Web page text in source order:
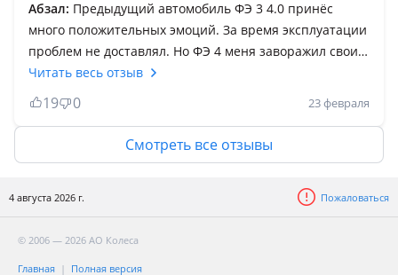
Абзал: Предыдущий автомобиль ФЭ 3 4.0 принёс
много положительных эмоций. За время эксплуатации
проблем не доставлял. Но ФЭ 4 меня заворажил своим
видом. Автомобиль практически такой же как
предыдущий. Комфорт и надёжность. Путешествовать
одно удовольствие. Мой только на западе не побывал,
но в планах есть исправить это. Жаль что мы не
рядом с США), было бы ещё веселее: запчасти,
заказывать. Конечно, у нас на рынке тоже можно
найти запчасти. А так КЛАССНАЯ тачка на все случаи
жизни!
Читать весь отзыв
19 0 23 февраля
Смотреть все отзывы
4 августа 2026 г. Пожаловаться
© 2006 — 2026 АО Колеса
Главная Полная версия